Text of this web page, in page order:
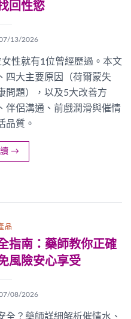
回性慾
13/2026
性就有1位曾經歷過。本文
四大主要原因（荷爾蒙失
問題），以及5大改善方
伴侶溝通、前戲潤滑與催情
品質。
→
品
指南：藥師教你正確
風險安心享受
08/2026
全？藥師詳細解析催情水、